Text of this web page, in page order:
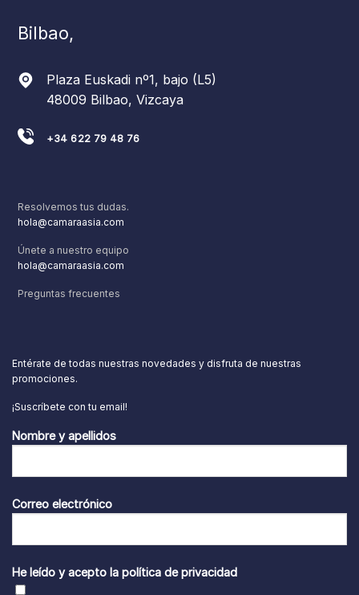
Bilbao,
Plaza Euskadi nº1, bajo (L5)
48009 Bilbao, Vizcaya
+34 622 79 48 76
Resolvemos tus dudas.
hola@camaraasia.com
Únete a nuestro equipo
hola@camaraasia.com
Preguntas frecuentes
Entérate de todas nuestras novedades y disfruta de nuestras
promociones.
¡Suscríbete con tu email!
Nombre y apellidos
Correo electrónico
He leído y acepto la política de privacidad